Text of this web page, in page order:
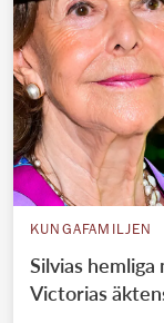
KUNGAFAMILJEN
Silvias
Victorias